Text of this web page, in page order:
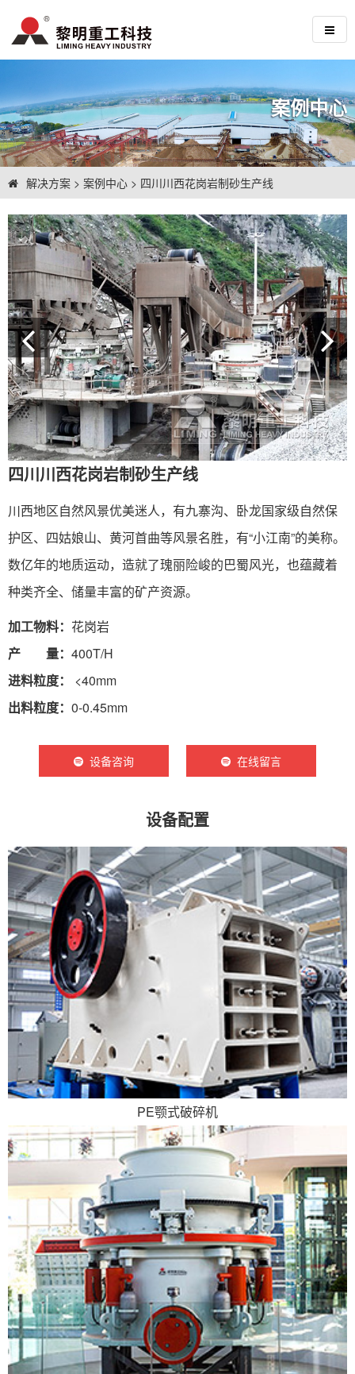
案例中心
解决方案 > 案例中心 > 四川川西花岗岩制砂生产线
四川川西花岗岩制砂生产线
川西地区自然风景优美迷人，有九寨沟、卧龙国家级自然保
护区、四姑娘山、黄河首曲等风景名胜，有“小江南”的美称。
数亿年的地质运动，造就了瑰丽险峻的巴蜀风光，也蕴藏着
种类齐全、储量丰富的矿产资源。
加工物料： 花岗岩
产 量： 400T/H
进料粒度：
<40mm
出料粒度： 0-0.45mm
设备咨询 在线留言
设备配置
PE颚式破碎机